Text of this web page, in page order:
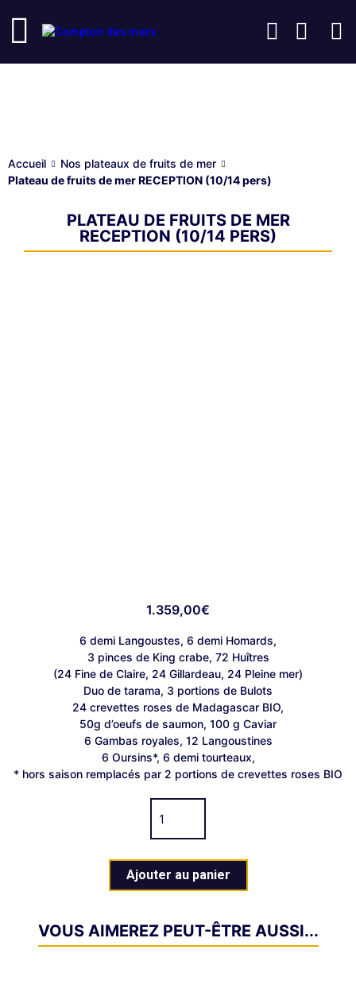
Accueil
Nos plateaux de fruits de mer
Plateau de fruits de mer RECEPTION (10/14 pers)
PLATEAU DE FRUITS DE MER
RECEPTION (10/14 PERS)
1.359,00€
6 demi Langoustes, 6 demi Homards,
3 pinces de King crabe, 72 Huîtres
(24 Fine de Claire, 24 Gillardeau, 24 Pleine mer)
Duo de tarama, 3 portions de Bulots
24 crevettes roses de Madagascar BIO,
50g d’oeufs de saumon, 100 g Caviar
6 Gambas royales, 12 Langoustines
6 Oursins*, 6 demi tourteaux,
* hors saison remplacés par 2 portions de crevettes roses BIO
Ajouter au panier
VOUS AIMEREZ PEUT-ÊTRE AUSSI...